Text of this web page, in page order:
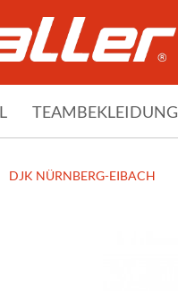
TEAMBEKLEIDUNG
DJK NÜRNBERG-EIBACH